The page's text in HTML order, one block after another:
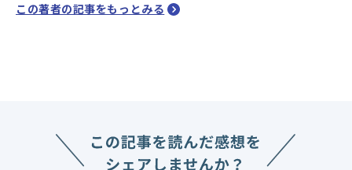
この著者の記事をもっとみる